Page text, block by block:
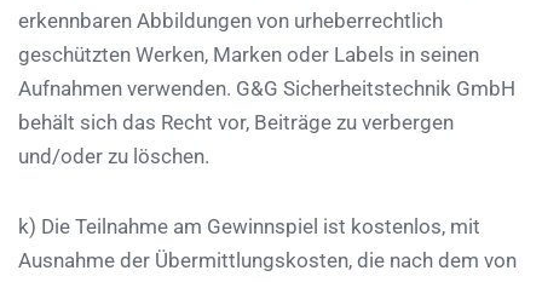
erkennbaren Abbildungen von urheberrechtlich
geschützten Werken, Marken oder Labels in seinen
Aufnahmen verwenden. G&G Sicherheitstechnik GmbH
behält sich das Recht vor, Beiträge zu verbergen
und/oder zu löschen.
k) Die Teilnahme am Gewinnspiel ist kostenlos, mit
Ausnahme der Übermittlungskosten, die nach dem von